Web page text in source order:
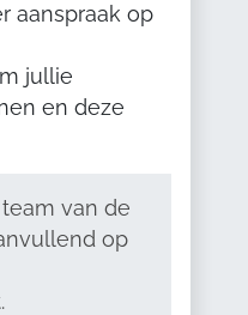
aanspraak op
jullie
en deze
van de
op